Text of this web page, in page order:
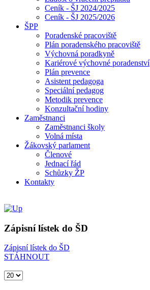
Ceník - ŠJ 2024/2025
Ceník - ŠJ 2025/2026
ŠPP
Poradenské pracoviště
Plán poradenského pracoviště
Výchovná poradkyně
Kariérové výchovné poradenství
Plán prevence
Asistent pedagoga
Speciální pedagog
Metodik prevence
Konzultační hodiny
Zaměstnanci
Zaměstnanci školy
Volná místa
Žákovský parlament
Členové
Jednací řád
Schůzky ŽP
Kontakty
Zápisní lístek do ŠD
Zápisní lístek do ŠD
STÁHNOUT